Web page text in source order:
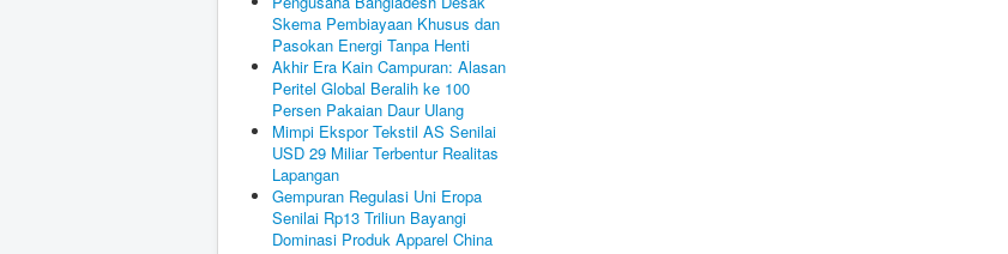
Skema Pembiayaan Khusus dan
Pasokan Energi Tanpa Henti
Akhir Era Kain Campuran: Alasan
Peritel Global Beralih ke 100
Persen Pakaian Daur Ulang
Mimpi Ekspor Tekstil AS Senilai
USD 29 Miliar Terbentur Realitas
Lapangan
Gempuran Regulasi Uni Eropa
Senilai Rp13 Triliun Bayangi
Dominasi Produk Apparel China